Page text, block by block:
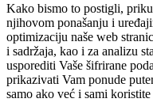
Kako bismo to postigli,
njihovom ponašanju i
optimizaciju naše web
i sadržaja, kao i za analizu
usporediti Vaše šifrirane
prikazivati Vam ponude
samo ako već i sami